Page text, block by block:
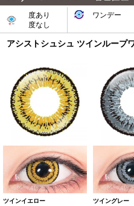
度あり
度なし
ワンデー
アシストシュシュ ツインループ
ツインイエロー ツイングレー